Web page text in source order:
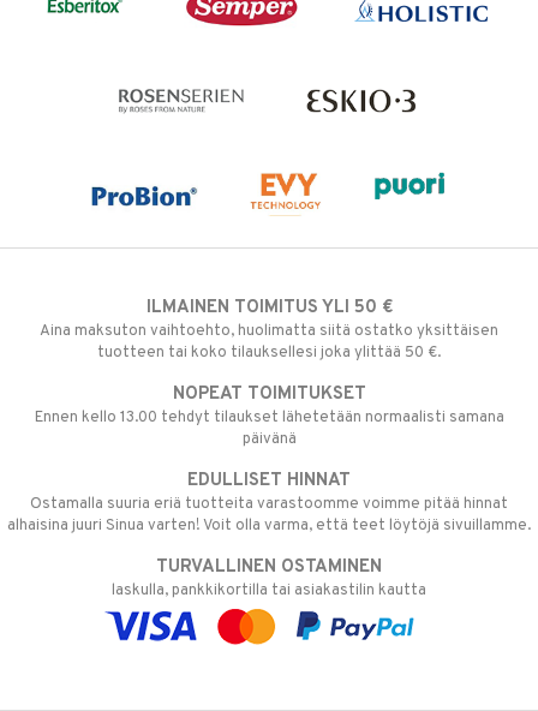
ILMAINEN TOIMITUS YLI 50 €
Aina maksuton vaihtoehto, huolimatta siitä ostatko yksittäisen
tuotteen tai koko tilauksellesi joka ylittää 50 €.
NOPEAT TOIMITUKSET
Ennen kello 13.00 tehdyt tilaukset lähetetään normaalisti samana
päivänä
EDULLISET HINNAT
Ostamalla suuria eriä tuotteita varastoomme voimme pitää hinnat
alhaisina juuri Sinua varten! Voit olla varma, että teet löytöjä sivuillamme.
TURVALLINEN OSTAMINEN
laskulla, pankkikortilla tai asiakastilin kautta